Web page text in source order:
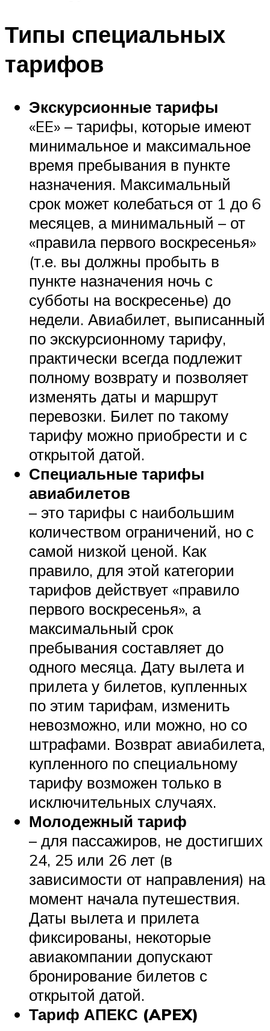
Типы специальных
тарифов
Экскурсионные тарифы
«EE» – тарифы, которые имеют
минимальное и максимальное
время пребывания в пункте
назначения. Максимальный
срок может колебаться от 1 до 6
месяцев, а минимальный – от
«правила первого воскресенья»
(т.е. вы должны пробыть в
пункте назначения ночь с
субботы на воскресенье) до
недели. Авиабилет, выписанный
по экскурсионному тарифу,
практически всегда подлежит
полному возврату и позволяет
изменять даты и маршрут
перевозки. Билет по такому
тарифу можно приобрести и с
открытой датой.
Специальные тарифы
авиабилетов
– это тарифы с наибольшим
количеством ограничений, но с
самой низкой ценой. Как
правило, для этой категории
тарифов действует «правило
первого воскресенья», а
максимальный срок
пребывания составляет до
одного месяца. Дату вылета и
прилета у билетов, купленных
по этим тарифам, изменить
невозможно, или можно, но со
штрафами. Возврат авиабилета,
купленного по специальному
тарифу возможен только в
исключительных случаях.
Молодежный тариф
– для пассажиров, не достигших
24, 25 или 26 лет (в
зависимости от направления) на
момент начала путешествия.
Даты вылета и прилета
фиксированы, некоторые
авиакомпании допускают
бронирование билетов с
открытой датой.
Тариф АПЕКС (APEX)